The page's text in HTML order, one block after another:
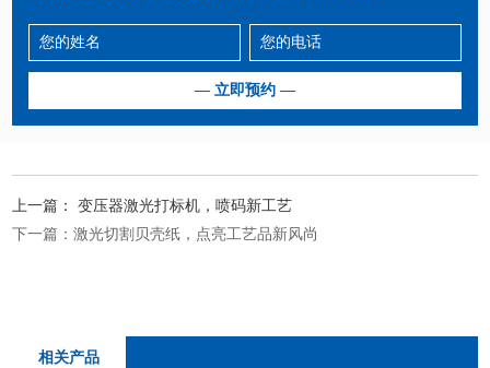
上一篇：变压器激光打标机，喷码新工艺
下一篇：激光切割贝壳纸，点亮工艺品新风尚
相关产品